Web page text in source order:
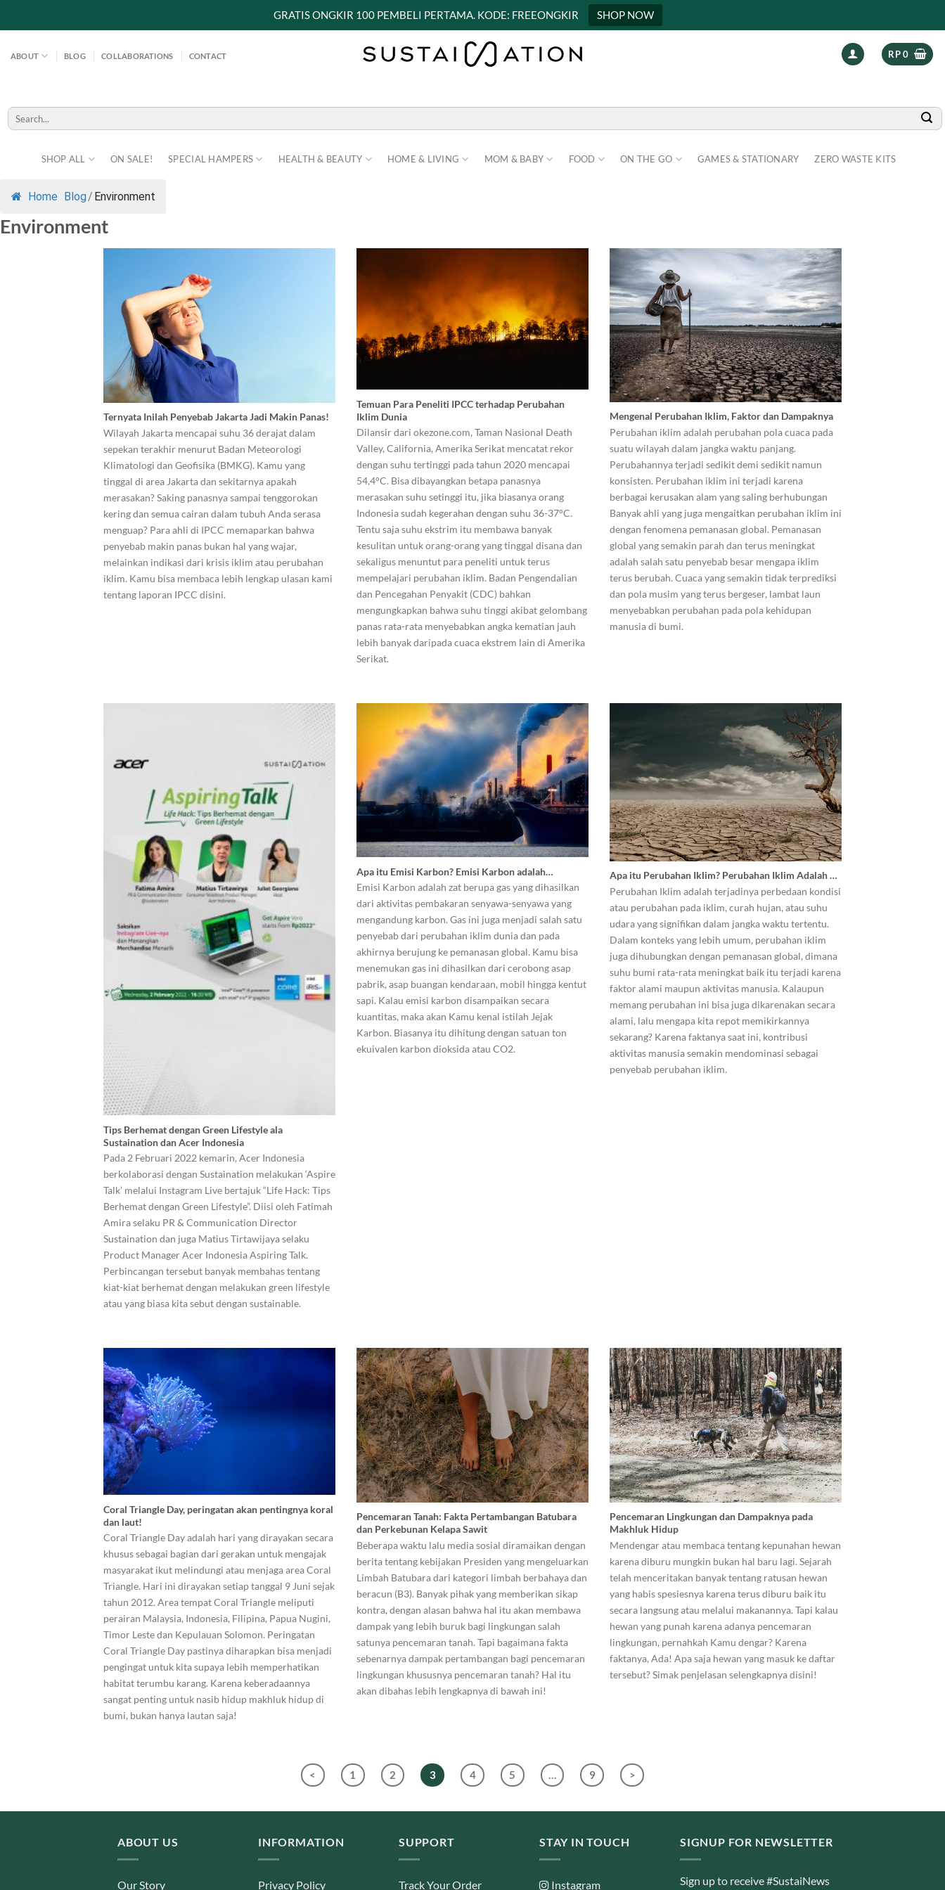
GRATIS ONGKIR 100 PEMBELI PERTAMA. KODE: FREEONGKIR SHOP NOW
ABOUT BLOG COLLABORATIONS CONTACT RP0
SHOP ALL ON SALE! SPECIAL HAMPERS HEALTH & BEAUTY HOME & LIVING MOM & BABY FOOD ON THE GO GAMES & STATIONARY ZERO WASTE KITS
Search
for:
Home Blog/ Environment
Environment
Ternyata Inilah Penyebab Jakarta Jadi Makin Panas!
Wilayah Jakarta mencapai suhu 36 derajat dalam
sepekan terakhir menurut Badan Meteorologi
Klimatologi dan Geofisika (BMKG). Kamu yang
tinggal di area Jakarta dan sekitarnya apakah
merasakan? Saking panasnya sampai tenggorokan
kering dan semua cairan dalam tubuh Anda serasa
menguap? Para ahli di IPCC memaparkan bahwa
penyebab makin panas bukan hal yang wajar,
melainkan indikasi dari krisis iklim atau perubahan
iklim. Kamu bisa membaca lebih lengkap ulasan kami
tentang laporan IPCC disini.
Temuan Para Peneliti IPCC terhadap Perubahan
Iklim Dunia
Dilansir dari okezone.com, Taman Nasional Death
Valley, California, Amerika Serikat mencatat rekor
dengan suhu tertinggi pada tahun 2020 mencapai
54,4°C. Bisa dibayangkan betapa panasnya
merasakan suhu setinggi itu, jika biasanya orang
Indonesia sudah kegerahan dengan suhu 36-37°C.
Tentu saja suhu ekstrim itu membawa banyak
kesulitan untuk orang-orang yang tinggal disana dan
sekaligus menuntut para peneliti untuk terus
mempelajari perubahan iklim. Badan Pengendalian
dan Pencegahan Penyakit (CDC) bahkan
mengungkapkan bahwa suhu tinggi akibat gelombang
panas rata-rata menyebabkan angka kematian jauh
lebih banyak daripada cuaca ekstrem lain di Amerika
Serikat.
Mengenal Perubahan Iklim, Faktor dan Dampaknya
Perubahan iklim adalah perubahan pola cuaca pada
suatu wilayah dalam jangka waktu panjang.
Perubahannya terjadi sedikit demi sedikit namun
konsisten. Perubahan iklim ini terjadi karena
berbagai kerusakan alam yang saling berhubungan
Banyak ahli yang juga mengaitkan perubahan iklim ini
dengan fenomena pemanasan global. Pemanasan
global yang semakin parah dan terus meningkat
adalah salah satu penyebab besar mengapa iklim
terus berubah. Cuaca yang semakin tidak terprediksi
dan pola musim yang terus bergeser, lambat laun
menyebabkan perubahan pada pola kehidupan
manusia di bumi.
Tips Berhemat dengan Green Lifestyle ala
Sustaination dan Acer Indonesia
Pada 2 Februari 2022 kemarin, Acer Indonesia
berkolaborasi dengan Sustaination melakukan ‘Aspire
Talk’ melalui Instagram Live bertajuk “Life Hack: Tips
Berhemat dengan Green Lifestyle”. Diisi oleh Fatimah
Amira selaku PR & Communication Director
Sustaination dan juga Matius Tirtawijaya selaku
Product Manager Acer Indonesia Aspiring Talk.
Perbincangan tersebut banyak membahas tentang
kiat-kiat berhemat dengan melakukan green lifestyle
atau yang biasa kita sebut dengan sustainable.
Apa itu Emisi Karbon? Emisi Karbon adalah…
Emisi Karbon adalah zat berupa gas yang dihasilkan
dari aktivitas pembakaran senyawa-senyawa yang
mengandung karbon. Gas ini juga menjadi salah satu
penyebab dari perubahan iklim dunia dan pada
akhirnya berujung ke pemanasan global. Kamu bisa
menemukan gas ini dihasilkan dari cerobong asap
pabrik, asap buangan kendaraan, mobil hingga kentut
sapi. Kalau emisi karbon disampaikan secara
kuantitas, maka akan Kamu kenal istilah Jejak
Karbon. Biasanya itu dihitung dengan satuan ton
ekuivalen karbon dioksida atau CO2.
Apa itu Perubahan Iklim? Perubahan Iklim Adalah …
Perubahan Iklim adalah terjadinya perbedaan kondisi
atau perubahan pada iklim, curah hujan, atau suhu
udara yang signifikan dalam jangka waktu tertentu.
Dalam konteks yang lebih umum, perubahan iklim
juga dihubungkan dengan pemanasan global, dimana
suhu bumi rata-rata meningkat baik itu terjadi karena
faktor alami maupun aktivitas manusia. Kalaupun
memang perubahan ini bisa juga dikarenakan secara
alami, lalu mengapa kita repot memikirkannya
sekarang? Karena faktanya saat ini, kontribusi
aktivitas manusia semakin mendominasi sebagai
penyebab perubahan iklim.
Coral Triangle Day, peringatan akan pentingnya koral
dan laut!
Coral Triangle Day adalah hari yang dirayakan secara
khusus sebagai bagian dari gerakan untuk mengajak
masyarakat ikut melindungi atau menjaga area Coral
Triangle. Hari ini dirayakan setiap tanggal 9 Juni sejak
tahun 2012. Area tempat Coral Triangle meliputi
perairan Malaysia, Indonesia, Filipina, Papua Nugini,
Timor Leste dan Kepulauan Solomon. Peringatan
Coral Triangle Day pastinya diharapkan bisa menjadi
pengingat untuk kita supaya lebih memperhatikan
habitat terumbu karang. Karena keberadaannya
sangat penting untuk nasib hidup makhluk hidup di
bumi, bukan hanya lautan saja!
Pencemaran Tanah: Fakta Pertambangan Batubara
dan Perkebunan Kelapa Sawit
Beberapa waktu lalu media sosial diramaikan dengan
berita tentang kebijakan Presiden yang mengeluarkan
Limbah Batubara dari kategori limbah berbahaya dan
beracun (B3). Banyak pihak yang memberikan sikap
kontra, dengan alasan bahwa hal itu akan membawa
dampak yang lebih buruk bagi lingkungan salah
satunya pencemaran tanah. Tapi bagaimana fakta
sebenarnya dampak pertambangan bagi pencemaran
lingkungan khususnya pencemaran tanah? Hal itu
akan dibahas lebih lengkapnya di bawah ini!
Pencemaran Lingkungan dan Dampaknya pada
Makhluk Hidup
Mendengar atau membaca tentang kepunahan hewan
karena diburu mungkin bukan hal baru lagi. Sejarah
telah menceritakan banyak tentang ratusan hewan
yang habis spesiesnya karena terus diburu baik itu
secara langsung atau melalui makanannya. Tapi kalau
hewan yang punah karena adanya pencemaran
lingkungan, pernahkah Kamu dengar? Karena
faktanya, Ada! Apa saja hewan yang masuk ke daftar
tersebut? Simak penjelasan selengkapnya disini!
< 1 2 3 4 5 … 9 >
ABOUT US
Our Story
INFORMATION
Privacy Policy
SUPPORT
Track Your Order
STAY IN TOUCH
Instagram
SIGNUP FOR NEWSLETTER
Sign up to receive #SustaiNews